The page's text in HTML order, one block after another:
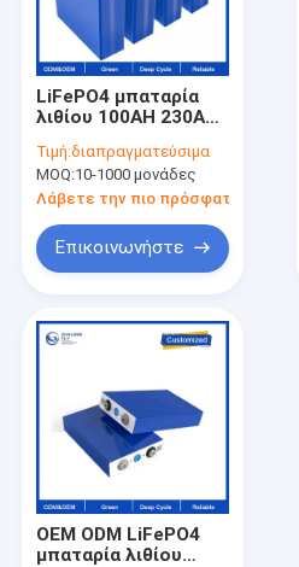
LiFePO4 μπαταρία
λιθίου 100AH 230AH
επαναφορτιζόμενη
3.2V τετραγωνική
μπαταρία κύτταρα
Ηλιακή ενέργεια
αποθήκευση
μπαταρίες
Τιμή:διαπραγματεύσιμα
MOQ:10-1000 μονάδες
Λάβετε την πιο πρόσφατη τιμή
Επικοινωνήστε
OEM ODM LiFePO4
μπαταρία λιθίου